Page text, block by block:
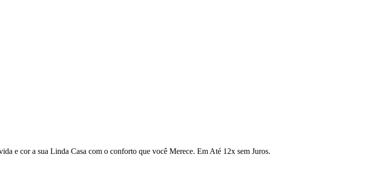
e cor a sua Linda Casa com o conforto que você Merece. Em Até 12x sem Juros.